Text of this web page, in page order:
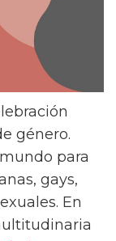
género.
para
gays,
En